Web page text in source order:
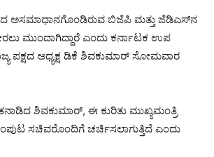
ಅಸಮಾಧಾನಗೊಂಡಿರುವ ಬಿಜೆಪಿ ಮತ್ತು ಜೆಡಿಎಸ್‌ನ
ಮುಂದಾಗಿದ್ದಾರೆ ಎಂದು ಕರ್ನಾಟಕ ಉಪ
ಪಕ್ಷದ ಅಧ್ಯಕ್ಷ ಡಿಕೆ ಶಿವಕುಮಾರ್ ಸೋಮವಾರ
ಶಿವಕುಮಾರ್, ಈ ಕುರಿತು ಮುಖ್ಯಮಂತ್ರಿ
ಸಚಿವರೊಂದಿಗೆ ಚರ್ಚಿಸಲಾಗುತ್ತಿದೆ ಎಂದು